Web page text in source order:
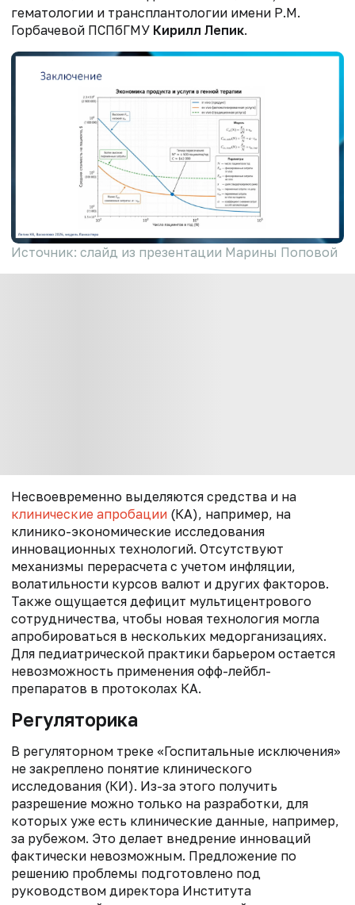
гематологии и трансплантологии имени Р.М.
Горбачевой ПСПбГМУ Кирилл Лепик.
Источник: слайд из презентации Марины Поповой
Несвоевременно выделяются средства и на
клинические апробации (КА), например, на
клинико-экономические исследования
инновационных технологий. Отсутствуют
механизмы перерасчета с учетом инфляции,
волатильности курсов валют и других факторов.
Также ощущается дефицит мультицентрового
сотрудничества, чтобы новая технология могла
апробироваться в нескольких медорганизациях.
Для педиатрической практики барьером остается
невозможность применения офф-лейбл-
препаратов в протоколах КА.
Регуляторика
В регуляторном треке «Госпитальные исключения»
не закреплено понятие клинического
исследования (КИ). Из-за этого получить
разрешение можно только на разработки, для
которых уже есть клинические данные, например,
за рубежом. Это делает внедрение инноваций
фактически невозможным. Предложение по
решению проблемы подготовлено под
руководством директора Института